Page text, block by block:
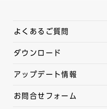
よくあるご質問
ダウンロード
アップデート情報
お問合せフォーム